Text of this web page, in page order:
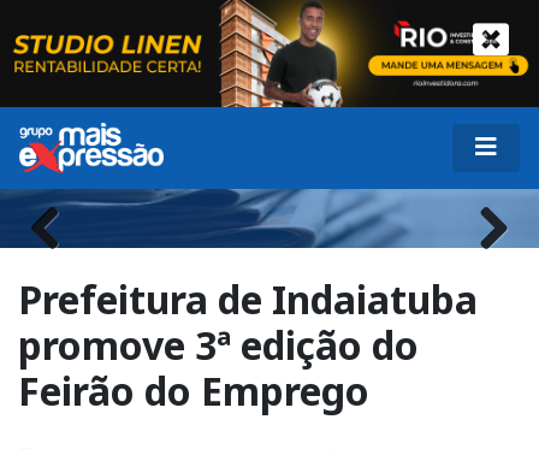
Previous Next
Prefeitura de Indaiatuba
promove 3ª edição do
Feirão do Emprego